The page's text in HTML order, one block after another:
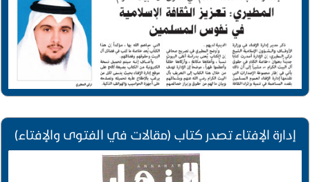
إدارة الإفتاء تصدر كتاب (مقالات في الفتوى والإفتاء)